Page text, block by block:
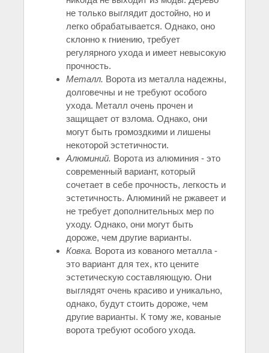
не только выглядит достойно, но и
легко обрабатывается. Однако, оно
склонно к гниению, требует
регулярного ухода и имеет невысокую
прочность.
Металл. Ворота из металла надежны,
долговечны и не требуют особого
ухода. Металл очень прочен и
защищает от взлома. Однако, они
могут быть громоздкими и лишены
некоторой эстетичности.
Алюминий. Ворота из алюминия - это
современный вариант, который
сочетает в себе прочность, легкость и
эстетичность. Алюминий не ржавеет и
не требует дополнительных мер по
уходу. Однако, они могут быть
дороже, чем другие варианты.
Ковка. Ворота из кованого металла -
это вариант для тех, кто цените
эстетическую составляющую. Они
выглядят очень красиво и уникально,
однако, будут стоить дороже, чем
другие варианты. К тому же, кованые
ворота требуют особого ухода.